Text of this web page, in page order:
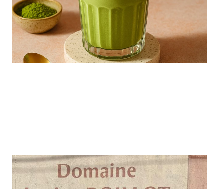
steht die jüngere Generation gerne mal
Schlange: Matcha ist in der Gastronomie
angekommen – und er bleibt.
Kleine Regeln, großer
Geschmack